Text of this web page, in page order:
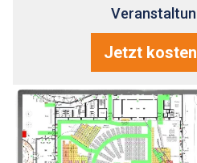
Jetzt